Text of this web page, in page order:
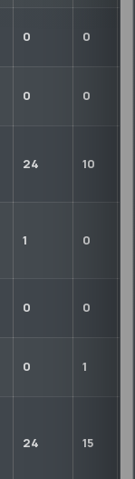
0 0
0 0
24 10
1 0
0 0
0 1
24 15